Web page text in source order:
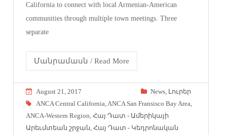
California to connect with local Armenian-American
communities through multiple town meetings. Three
separate
Մանրամասն / Read More
August 21, 2017 News, Լուրեր
ANCA Central California ANCA San Fransisco Bay Area
ANCA-Western Region ,Հայ Դատ - Ամերիկայի
Արեւմտեան շրջան ,Հայ Դատ - Կեդրոնական